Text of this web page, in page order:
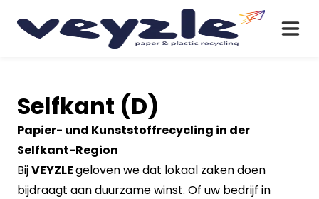
Selfkant (D)
Papier- und Kunststoffrecycling in der
Selfkant-Region
BijVEYZLEgeloven we dat lokaal zaken doen
bijdraagt aan duurzame winst. Of uw bedrijf in